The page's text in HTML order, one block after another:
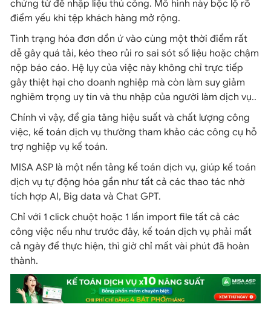
chứng từ để nhập liệu thủ công. Mô hình này bộc lộ rõ
điểm yếu khi tệp khách hàng mở rộng.
Tình trạng hóa đơn dồn ứ vào cùng một thời điểm rất
dễ gây quá tải, kéo theo rủi ro sai sót số liệu hoặc chậm
nộp báo cáo. Hệ lụy của việc này không chỉ trực tiếp
gây thiệt hại cho doanh nghiệp mà còn làm suy giảm
nghiêm trọng uy tín và thu nhập của người làm dịch vụ..
Chính vì vậy, để gia tăng hiệu suất và chất lượng công
việc, kế toán dịch vụ thường tham khảo các công cụ hỗ
trợ nghiệp vụ kế toán.
MISA ASP là một nền tảng kế toán dịch vụ, giúp kế toán
dịch vụ tự động hóa gần như tất cả các thao tác nhờ
tích hợp AI, Big data và Chat GPT.
Chỉ với 1 click chuột hoặc 1 lần import file tất cả các
công việc nếu như trước đây, kế toán dịch vụ phải mất
cả ngày để thực hiện, thì giờ chỉ mất vài phút đã hoàn
thành.